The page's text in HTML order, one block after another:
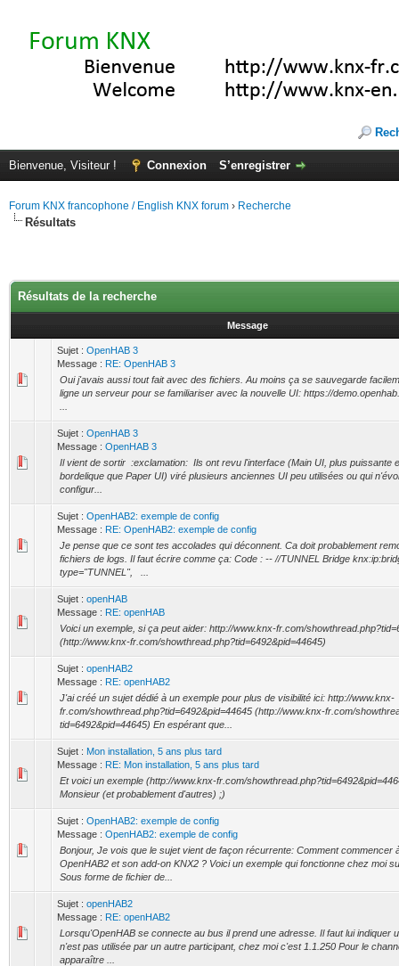
Bienvenue, Visiteur ! Connexion S’enregistrer
Forum KNX francophone / English KNX forum › Recherche
Résultats
Résultats de la recherche
Message
Sujet : OpenHAB 3
Message : RE: OpenHAB 3
Oui j'avais aussi tout fait avec des fichiers. Au moins ça se sauvegarde
ligne un serveur pour se familiariser avec la nouvelle UI: https://
Sujet : OpenHAB 3
Message : OpenHAB 3
Il vient de sortir :exclamation: Ils ont revu l'interface (Main UI, plus puissante
bordelique que Paper UI) viré plusieurs anciennes UI peu utilisées ou qui
configur...
Sujet : OpenHAB2: exemple de config
Message : RE: OpenHAB2: exemple de config
Je pense que ce sont tes accolades qui déconnent. Ca doit probablement
fichiers de logs. Il faut écrire comme ça: Code : -- //TUNNEL Bridge
type="TUNNEL", ...
Sujet : openHAB
Message : RE: openHAB
Voici un exemple, si ça peut aider: http://www.knx-fr.com/
(http://www.knx-fr.com/showthread.php?tid=6492&pid=44645)
Sujet : openHAB2
Message : RE: openHAB2
J'ai créé un sujet dédié à un exemple pour plus de visibilité ici: http://www.knx-
fr.com/showthread.php?tid=6492&pid=44645 (http://www.knx-fr.com/
tid=6492&pid=44645) En espérant que...
Sujet : Mon installation, 5 ans plus tard
Message : RE: Mon installation, 5 ans plus tard
Et voici un exemple (http://www.knx-fr.com/
Monsieur (et probablement d'autres) ;)
Sujet : OpenHAB2: exemple de config
Message : OpenHAB2: exemple de config
Bonjour, Je vois que le sujet vient de façon récurrente: Comment commencer
OpenHAB2 et son add-on KNX2 ? Voici un exemple qui fonctionne chez moi
Sous forme de fichier de...
Sujet : openHAB2
Message : RE: openHAB2
Lorsqu'OpenHAB se connecte au bus il prend une adresse. Il faut lui indiquer
n'est pas utilisée par un autre participant, chez moi c'est 1.1.250 Pour le
apparaître ...